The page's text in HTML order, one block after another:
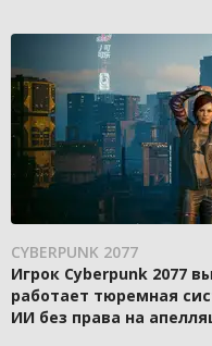
CYBERPUNK 2077
Игрок Cyberpunk 2077
работает тюремная
ИИ без права на